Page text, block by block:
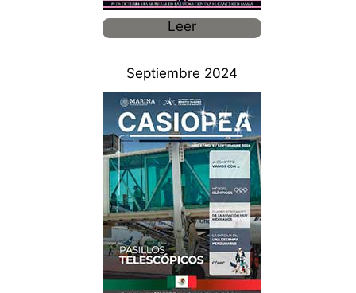
Leer
Septiembre 2024